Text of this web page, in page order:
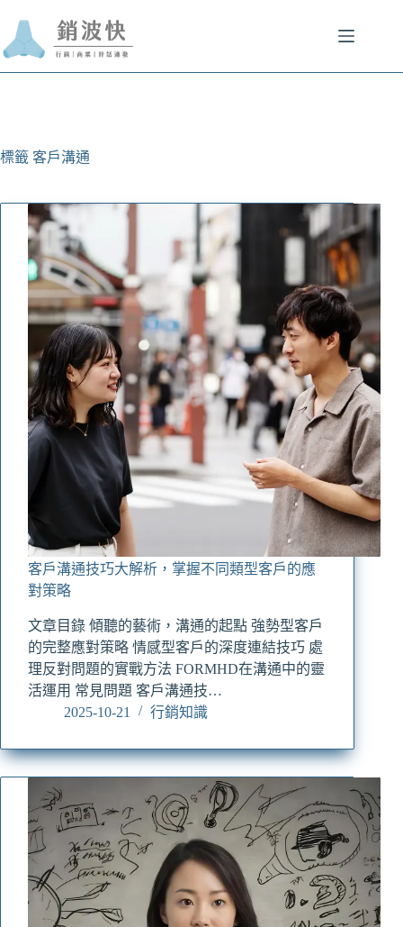
主
要
標籤 客戶溝通
客戶溝通技巧大解析，掌握不同類型客戶的應
對策略
文章目錄 傾聽的藝術，溝通的起點 強勢型客戶
的完整應對策略 情感型客戶的深度連結技巧 處
理反對問題的實戰方法 FORMHD在溝通中的靈
活運用 常見問題 客戶溝通技…
2025-10-21
行銷知識